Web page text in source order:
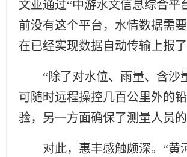
文亚通过“中游水文信息综合平
前没有这个平台，水情数据需
在已经实现数据自动传输上报
“除了对水位、雨量、含
可随时远程操控几百公里外的
验，另一方面确保了测量人员
对此，惠丰感触颇深。“